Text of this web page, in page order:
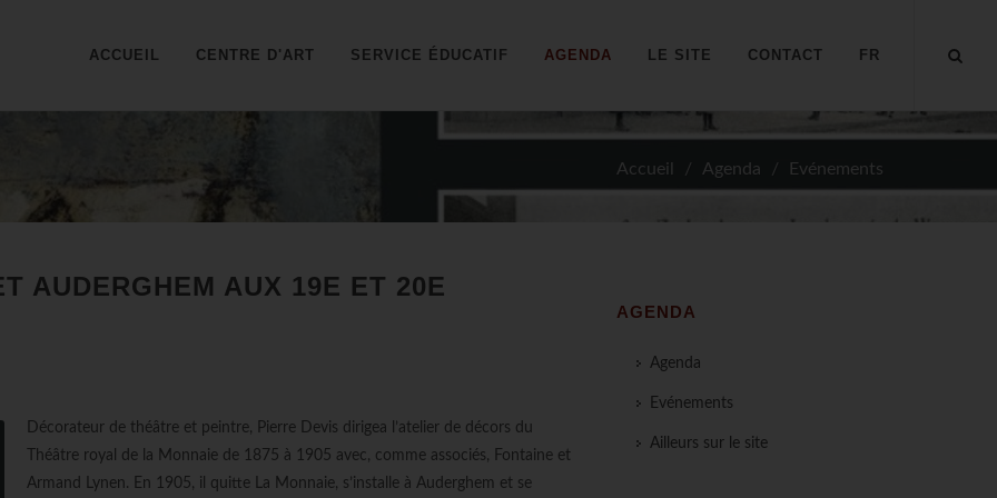
ACCUEIL CENTRE D'ART SERVICE ÉDUCATIF AGENDA LE SITE CONTACT FR
Accueil Agenda Evénements
AUDERGHEM AUX 19E ET 20E
Décorateur de théâtre et peintre, Pierre Devis dirigea l’atelier de décors du
Théâtre royal de la Monnaie de 1875 à 1905 avec, comme associés, Fontaine et
Armand Lynen. En 1905, il quitte La Monnaie, s’installe à Auderghem et se
AGENDA
Agenda
Evénements
Ailleurs sur le site